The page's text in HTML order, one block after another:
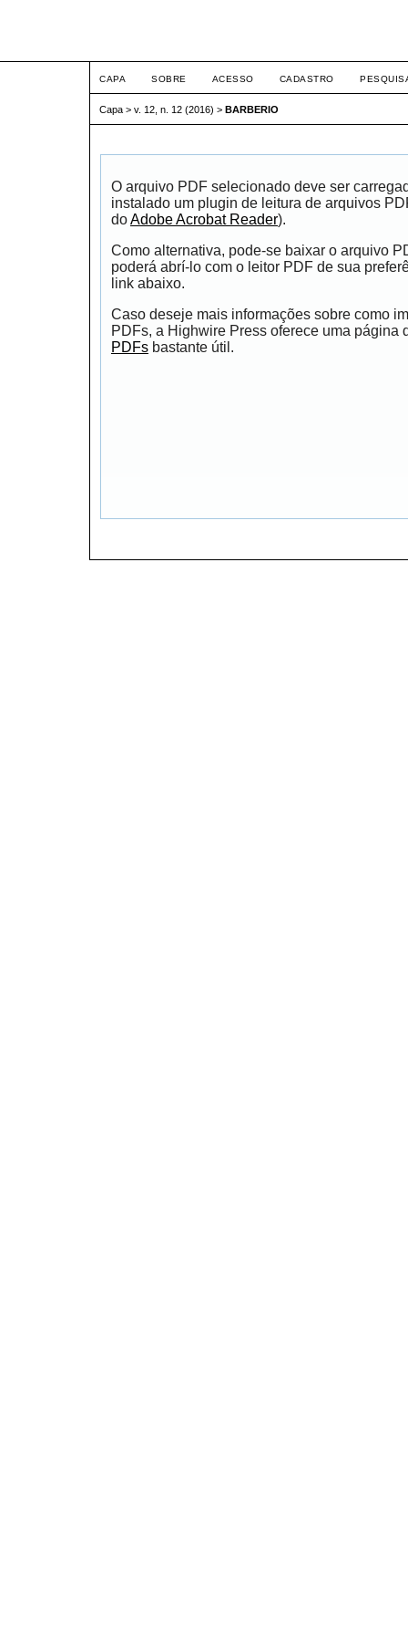
CAPA SOBRE ACESSO CADASTRO
Capa > v. 12, n. 12 (2016) > BARBERIO
O arquivo PDF selecionado deve ser
instalado um plugin de leitura de arquivos
doAdobe Acrobat Reader).
Como alternativa, pode-se baixar o arquivo
poderá abrí-lo com o leitor PDF de sua
link abaixo.
Caso deseje mais informações sobre como
PDFs, a Highwire Press oferece uma página
PDFs bastante útil.